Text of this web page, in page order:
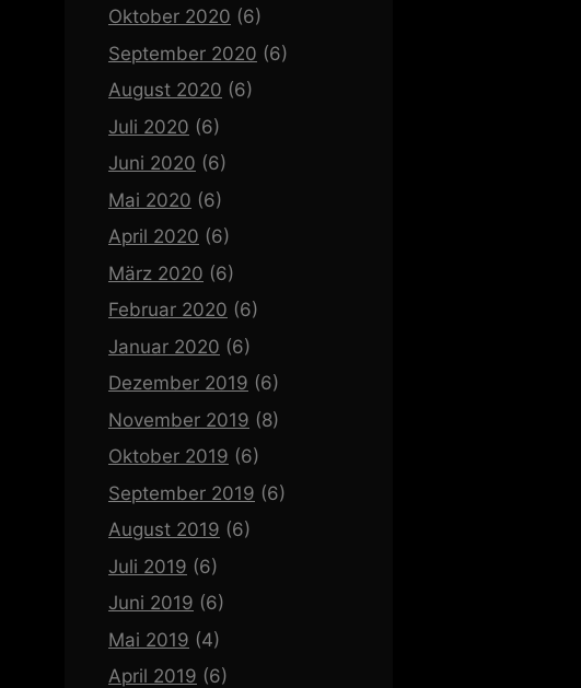
Oktober 2020 (6)
September 2020 (6)
August 2020 (6)
Juli 2020 (6)
Juni 2020 (6)
Mai 2020 (6)
April 2020 (6)
März 2020 (6)
Februar 2020 (6)
Januar 2020 (6)
Dezember 2019 (6)
November 2019 (8)
Oktober 2019 (6)
September 2019 (6)
August 2019 (6)
Juli 2019 (6)
Juni 2019 (6)
Mai 2019 (4)
April 2019 (6)